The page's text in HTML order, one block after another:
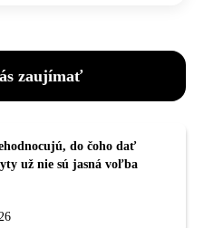
zaujímať
do čoho dať
už nie sú jasná voľba